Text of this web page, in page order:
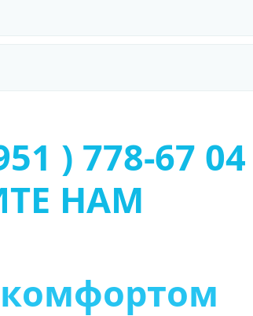
) 778-67 04
НАМ
комфортом